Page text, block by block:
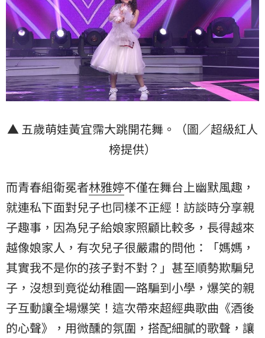
▲ 五歲萌娃黃宜霈大跳開花舞。（圖／超級紅人
榜提供）
而青春組衛冕者林雅婷不僅在舞台上幽默風趣，
就連私下面對兒子也同樣不正經！訪談時分享親
子趣事，因為兒子給娘家照顧比較多，長得越來
越像娘家人，有次兒子很嚴肅的問他：「媽媽，
其實我不是你的孩子對不對？」甚至順勢欺騙兒
子，沒想到竟從幼稚園一路騙到小學，爆笑的親
子互動讓全場爆笑！這次帶來超經典歌曲《酒後
的心聲》，用微醺的氛圍，搭配細膩的歌聲，讓